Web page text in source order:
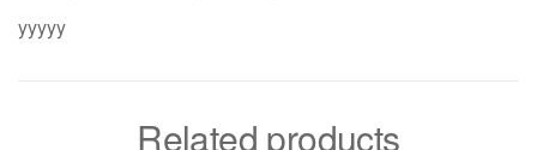
yyyyy
Related products